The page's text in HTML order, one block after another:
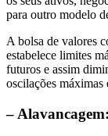
para outro modelo
A bolsa de valores
estabelece limites
futuros e assim
oscilações
– Alavancagem: